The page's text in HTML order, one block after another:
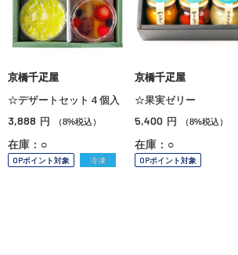
京橋千疋屋
☆デザートセット４個入
3,888 円 （8%税込）
在庫：○
OPポイント対象 冷凍
京橋千疋屋
☆果実ゼリー
5,400 円 （8%税込）
在庫：○
OPポイント対象